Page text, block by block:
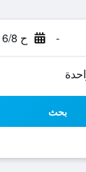
- ح 16/8
بحث